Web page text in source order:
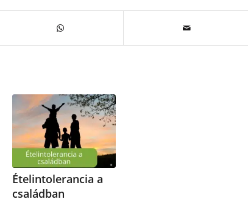
Ételintolerancia a
családban